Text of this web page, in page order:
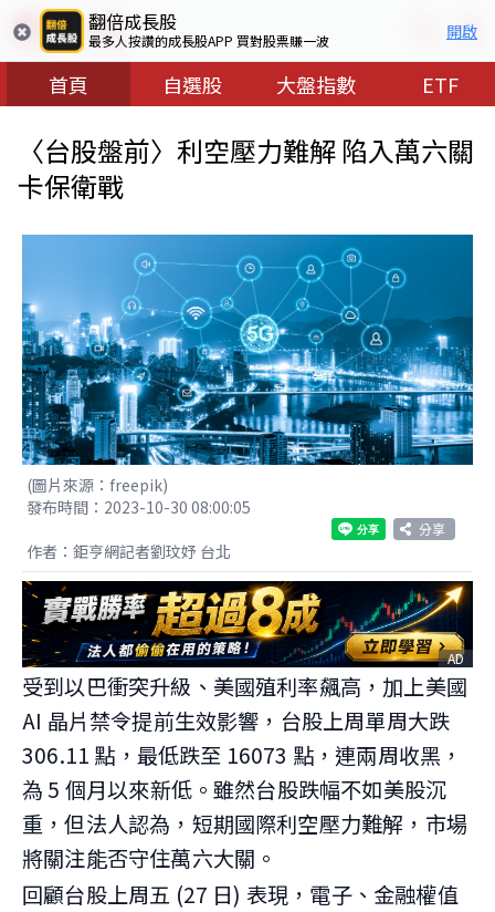
翻倍成長股
最多人按讚的成長股APP 買對股票賺一波 開啟
首頁 自選股 大盤指數 ETF
〈台股盤前〉利空壓力難解 陷入萬六關
卡保衛戰
(圖片來源：freepik)
發布時間：2023-10-30 08:00:05
分享
作者：鉅亨網記者劉玟妤 台北
AD
受到以巴衝突升級、美國殖利率飆高，加上美國
AI 晶片禁令提前生效影響，台股上周單周大跌
306.11 點，最低跌至 16073 點，連兩周收黑，
為 5 個月以來新低。雖然台股跌幅不如美股沉
重，但法人認為，短期國際利空壓力難解，市場
將關注能否守住萬六大關。
回顧台股上周五 (27 日) 表現，電子、金融權值